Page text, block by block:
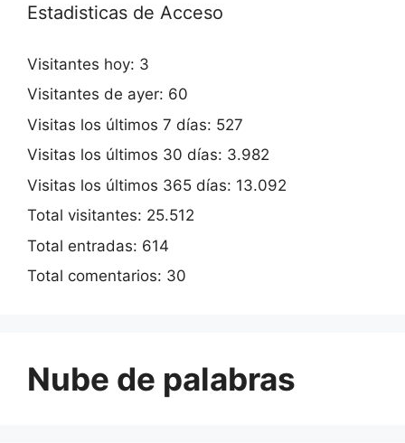
Estadisticas de Acceso
Visitantes hoy: 3
Visitantes de ayer: 60
Visitas los últimos 7 días: 527
Visitas los últimos 30 días: 3.982
Visitas los últimos 365 días: 13.092
Total visitantes: 25.512
Total entradas: 614
Total comentarios: 30
Nube de palabras